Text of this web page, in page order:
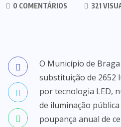
0 COMENTÁRIOS
321
O Município de
substituição de 2652
por tecnologia LED,
de iluminação
poupança anual de